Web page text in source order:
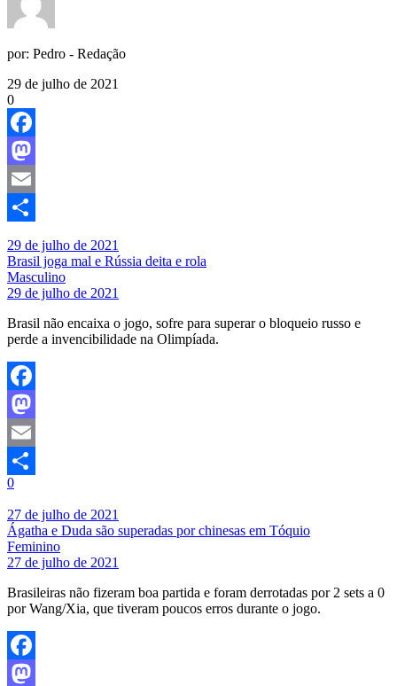
por: Pedro - Redação
29 de julho de 2021
0
Facebook
Mastodon
Email
29 de julho de 2021
Brasil joga mal e Rússia deita e rola
Masculino
29 de julho de 2021
Brasil não encaixa o jogo, sofre para superar o bloqueio russo e
perde a invencibilidade na Olimpíada.
Facebook
Mastodon
Email
Share
0
27 de julho de 2021
Ágatha e Duda são superadas por chinesas em Tóquio
Feminino
27 de julho de 2021
Brasileiras não fizeram boa partida e foram derrotadas por 2 sets a 0
por Wang/Xia, que tiveram poucos erros durante o jogo.
Facebook